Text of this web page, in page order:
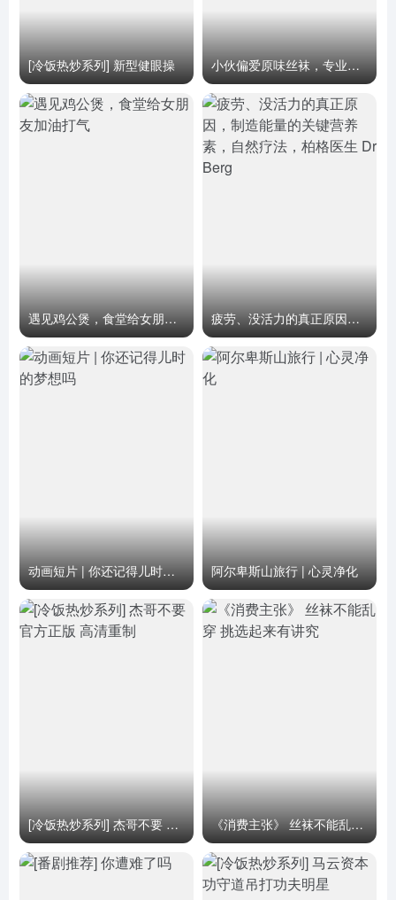
[冷饭热炒系列] 新型健眼操 小伙偏爱原味丝袜，专业偷丝袜 18 年，家里珍藏丝袜 5000 条
遇见鸡公煲，食堂给女朋友加油打气 疲劳、没活力的真正原因，制造能量的关键营养素，自然疗法，柏格医生 Dr Berg
动画短片 | 你还记得儿时的梦想吗 阿尔卑斯山旅行 | 心灵净化
[冷饭热炒系列] 杰哥不要 官方正版 高清重制 《消费主张》 丝袜不能乱穿 挑选起来有讲究